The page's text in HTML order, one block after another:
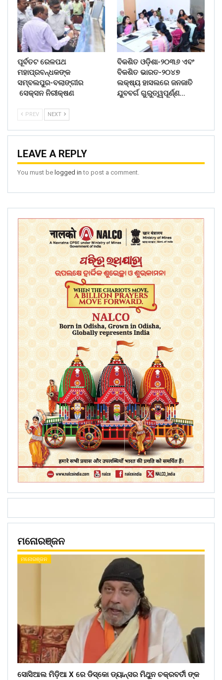
ପୂର୍ବତଟ ରେଳପଥ
ମହାପ୍ରବନ୍ଧକଙ୍କ
ସମ୍ବଲପୁର-ବଲାଙ୍ଗୀର
ସେକ୍ସନ ନିରୀକ୍ଷଣ
ବିକଶିତ ଓଡ଼ିଶା-୨୦୩୬ ଏବଂ
ବିକଶିତ ଭାରତ-୨୦୪୭
ଲକ୍ଷ୍ୟ ହାସଲରେ ଜନଜାତି
ଯୁବବର୍ଗ ଗୁରୁତ୍ୱପୂର୍ଣ୍ଣ…
PREV NEXT
LEAVE A REPLY
You must be logged in to post a comment.
ମନୋରଞ୍ଜନ
ମନୋରଞ୍ଜନ
ସୋସିଆଲ ମିଡ଼ିଆ X ରେ ଡିସ୍କୋ ଡ୍ୟାନ୍ସର ମିଥୁନ ଚକ୍ରବର୍ତୀ ଙ୍କ